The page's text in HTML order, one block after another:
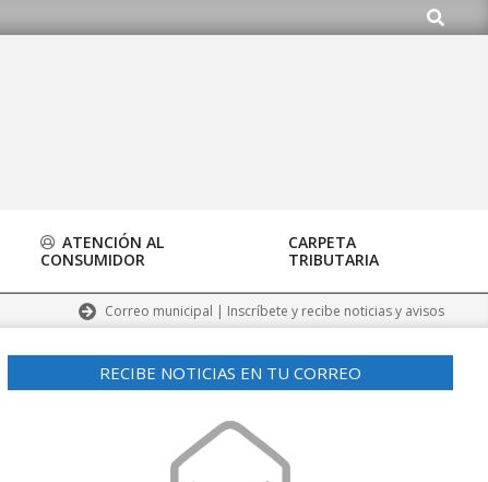
Buscar
ATENCIÓN AL
CONSUMIDOR
CARPETA
TRIBUTARIA
Correo municipal | Inscríbete y recibe noticias y avisos
RECIBE NOTICIAS EN TU CORREO